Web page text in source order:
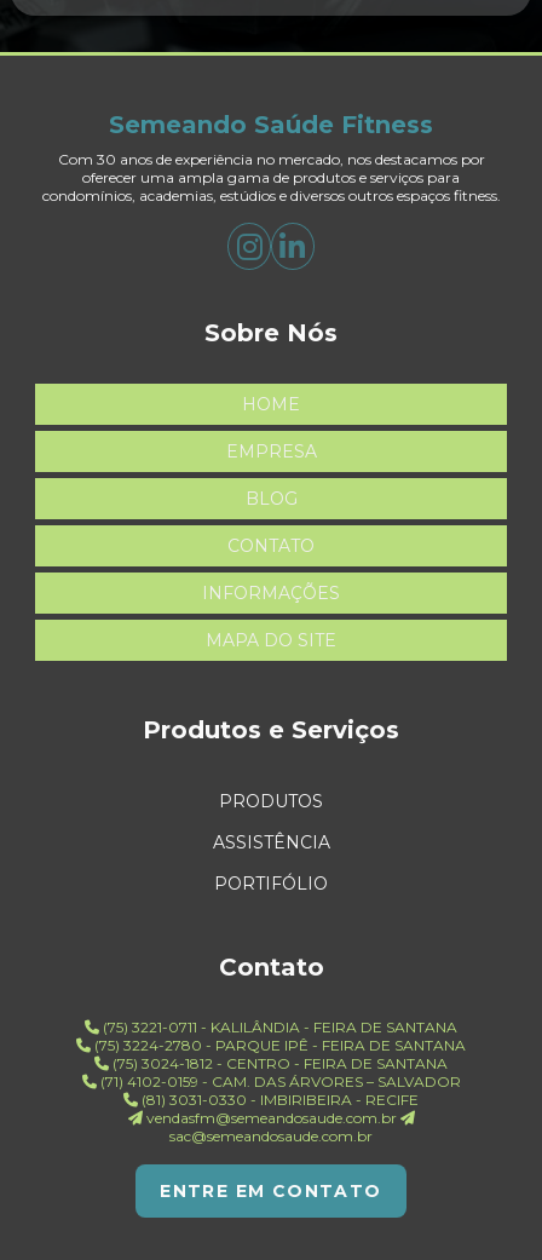
Semeando Saúde Fitness
Com 30 anos de experiência no mercado, nos destacamos por
oferecer uma ampla gama de produtos e serviços para
condomínios, academias, estúdios e diversos outros espaços fitness.
Sobre Nós
HOME
EMPRESA
BLOG
CONTATO
INFORMAÇÕES
MAPA DO SITE
Produtos e Serviços
PRODUTOS
ASSISTÊNCIA
PORTIFÓLIO
Contato
(75) 3221-0711 - KALILÂNDIA - FEIRA DE SANTANA
(75) 3224-2780 - PARQUE IPÊ - FEIRA DE SANTANA
(75) 3024-1812 - CENTRO - FEIRA DE SANTANA
(71) 4102-0159 - CAM. DAS ÁRVORES – SALVADOR
(81) 3031-0330 - IMBIRIBEIRA - RECIFE
vendasfm@semeandosaude.com.br
sac@semeandosaude.com.br
ENTRE EM CONTATO